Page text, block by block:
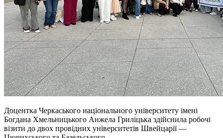
Доцентка Черкаського національного університету імені
Богдана Хмельницького Анжела Гриліцька здійснила робочі
візити до двох провідних університетів Швейцарії —